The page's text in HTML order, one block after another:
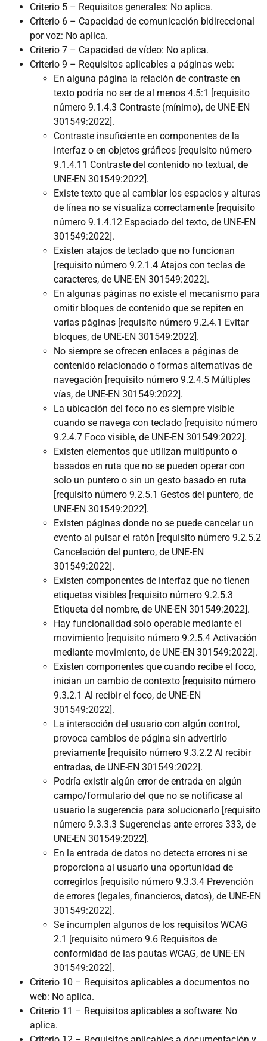
Criterio 5 – Requisitos generales: No aplica.
Criterio 6 – Capacidad de comunicación bidireccional
por voz: No aplica.
Criterio 7 – Capacidad de vídeo: No aplica.
Criterio 9 – Requisitos aplicables a páginas web:
En alguna página la relación de contraste en
texto podría no ser de al menos 4.5:1 [requisito
número 9.1.4.3 Contraste (mínimo), de UNE-EN
301549:2022].
Contraste insuficiente en componentes de la
interfaz o en objetos gráficos [requisito número
9.1.4.11 Contraste del contenido no textual, de
UNE-EN 301549:2022].
Existe texto que al cambiar los espacios y alturas
de línea no se visualiza correctamente [requisito
número 9.1.4.12 Espaciado del texto, de UNE-EN
301549:2022].
Existen atajos de teclado que no funcionan
[requisito número 9.2.1.4 Atajos con teclas de
caracteres, de UNE-EN 301549:2022].
En algunas páginas no existe el mecanismo para
omitir bloques de contenido que se repiten en
varias páginas [requisito número 9.2.4.1 Evitar
bloques, de UNE-EN 301549:2022].
No siempre se ofrecen enlaces a páginas de
contenido relacionado o formas alternativas de
navegación [requisito número 9.2.4.5 Múltiples
vías, de UNE-EN 301549:2022].
La ubicación del foco no es siempre visible
cuando se navega con teclado [requisito número
9.2.4.7 Foco visible, de UNE-EN 301549:2022].
Existen elementos que utilizan multipunto o
basados en ruta que no se pueden operar con
solo un puntero o sin un gesto basado en ruta
[requisito número 9.2.5.1 Gestos del puntero, de
UNE-EN 301549:2022].
Existen páginas donde no se puede cancelar un
evento al pulsar el ratón [requisito número 9.2.5.2
Cancelación del puntero, de UNE-EN
301549:2022].
Existen componentes de interfaz que no tienen
etiquetas visibles [requisito número 9.2.5.3
Etiqueta del nombre, de UNE-EN 301549:2022].
Hay funcionalidad solo operable mediante el
movimiento [requisito número 9.2.5.4 Activación
mediante movimiento, de UNE-EN 301549:2022].
Existen componentes que cuando recibe el foco,
inician un cambio de contexto [requisito número
9.3.2.1 Al recibir el foco, de UNE-EN
301549:2022].
La interacción del usuario con algún control,
provoca cambios de página sin advertirlo
previamente [requisito número 9.3.2.2 Al recibir
entradas, de UNE-EN 301549:2022].
Podría existir algún error de entrada en algún
campo/formulario del que no se notificase al
usuario la sugerencia para solucionarlo [requisito
número 9.3.3.3 Sugerencias ante errores 333, de
UNE-EN 301549:2022].
En la entrada de datos no detecta errores ni se
proporciona al usuario una oportunidad de
corregirlos [requisito número 9.3.3.4 Prevención
de errores (legales, financieros, datos), de UNE-EN
301549:2022].
Se incumplen algunos de los requisitos WCAG
2.1 [requisito número 9.6 Requisitos de
conformidad de las pautas WCAG, de UNE-EN
301549:2022].
Criterio 10 – Requisitos aplicables a documentos no
web: No aplica.
Criterio 11 – Requisitos aplicables a software: No
aplica.